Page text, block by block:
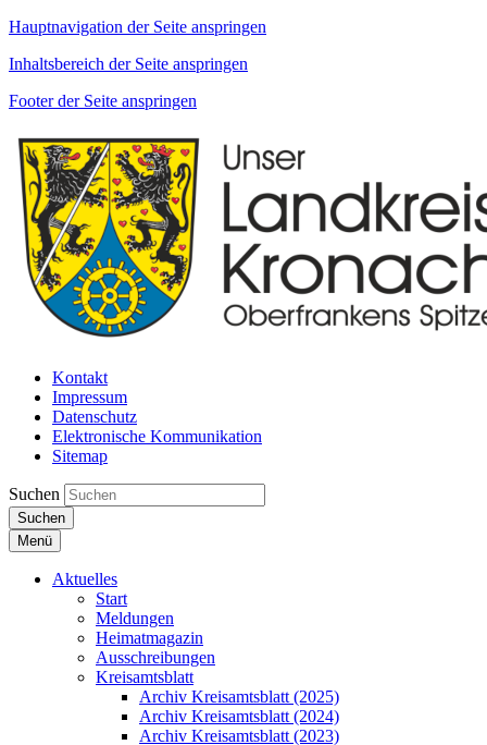
Hauptnavigation der Seite anspringen
Inhaltsbereich der Seite anspringen
Footer der Seite anspringen
Kontakt
Impressum
Datenschutz
Elektronische Kommunikation
Sitemap
Suchen
Suchen
Menü
Aktuelles
Start
Meldungen
Heimatmagazin
Ausschreibungen
Kreisamtsblatt
Archiv Kreisamtsblatt (2025)
Archiv Kreisamtsblatt (2024)
Archiv Kreisamtsblatt (2023)